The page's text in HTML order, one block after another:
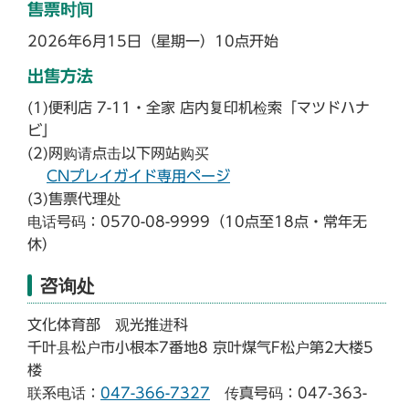
售票时间
2026年6月15日（星期一）10点开始
出售方法
(1)便利店 7-11・全家 店内复印机检索「マツドハナ
ビ」
(2)网购请点击以下网站购买
CNプレイガイド専用ページ
(3)售票代理处
电话号码：0570-08-9999（10点至18点・常年无
休）
咨询处
文化体育部 观光推进科
千叶县松户市小根本7番地8 京叶煤气F松户第2大楼5
楼
联系电话： 047-366-7327 传真号码：047-363-